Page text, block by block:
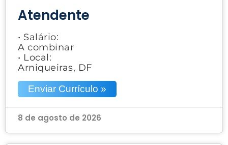
Atendente
• Salário:
A combinar
• Local:
Arniqueiras, DF
Enviar Currículo »
8 de agosto de 2026